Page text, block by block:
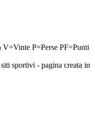
V=Vinte P=Perse PF=Punti
sportivi - pagina creata in